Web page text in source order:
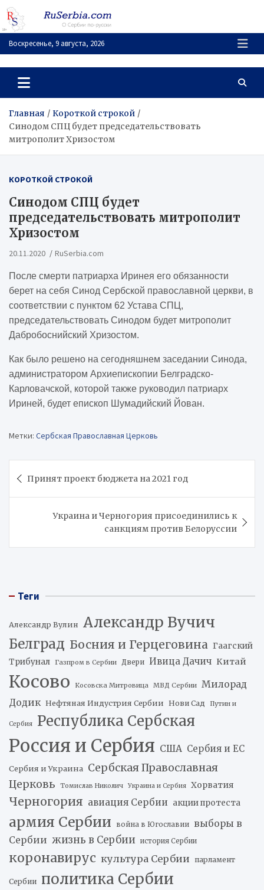
Перейти
содержимому
Воскресенье, 9 августа, 2026
RuSerbia.com
О Сербии – по-русски
Главная
Короткой строкой
Синодом СПЦ будет председательствовать
митрополит Хризостом
КОРОТКОЙ СТРОКОЙ
Синодом СПЦ будет
председательствовать митрополит
Хризостом
20.11.2020 RuSerbia.com
После смерти патриарха Иринея его обязанности
берет на себя Синод Сербской православной церкви, в
соответствии с пунктом 62 Устава СПЦ,
председательствовать Синодом будет митрополит
Дабробоснийский Хризостом.
Как было решено на сегодняшнем заседании Синода,
администратором Архиепископии Белградско-
Карловачской, которой также руководил патриарх
Ириней, будет епископ Шумадийский Йован.
Метки: Сербская Православная Церковь
по Принят проект бюджета на 2021 год
Украина и Черногория присоединились к
санкциям против Белоруссии
Теги
Александр Вулин Александр Вучич
Белград Босния и Герцеговина Гаагский
Трибунал Газпром в Сербии Двери Ивица Дачич Китай
Косово Косовска Митровица МВД Сербии Милорад
Додик Нефтяная Индустрия Сербии Нови Сад Путин и
Сербия Республика Сербская
Россия и Сербия США Сербия и ЕС
Сербия и Украина Сербская Православная
Церковь
Томислав Николич Украина и Сербия Хорватия
Черногория авиация Сербии акции протеста
армия Сербии война в Югославии
выборы в
Сербии жизнь в Сербии история Сербии
коронавирус культура Сербии парламент
Сербии политика Сербии